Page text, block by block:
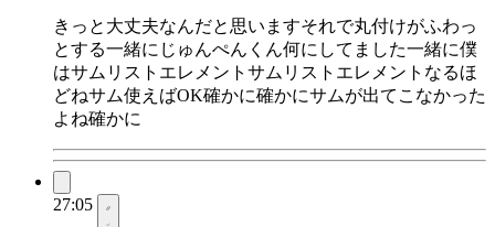
きっと大丈夫なんだと思いますそれで丸付けがふわっ
とする一緒にじゅんぺんくん何にしてました一緒に僕
はサムリストエレメントサムリストエレメントなるほ
どねサム使えばOK確かに確かにサムが出てこなかった
よね確かに
27:05